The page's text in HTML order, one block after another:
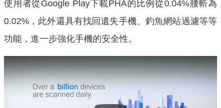
使用者從Google Play下載PHA的比例從0.04%腰斬為
0.02%，此外還具有找回遺失手機、釣魚網站過濾等等
功能，進一步強化手機的安全性。